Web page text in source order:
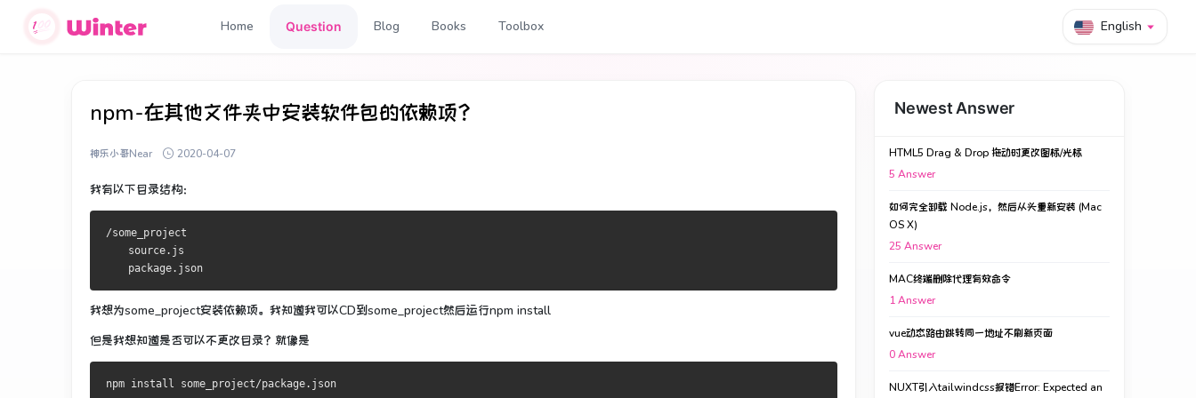
Home Question Blog Books Toolbox English
npm-在其他文件夹中安装软件包的依赖项？
神乐小哥Near 2020-04-07
我有以下目录结构：
/some_project
    source.js
    package.json
我想为some_project安装依赖项。 我知道我可以CD到some_project然后运行npm install
但是我想知道是否可以不更改目录？ 就像是
Newest Answer
HTML5 Drag & Drop 拖动时更改图标/光标
5 Answer
如何完全卸载 Node.js，然后从头重新安装 (Mac
OS X)
25 Answer
MAC终端删除代理有效命令
1Answer
vue动态路由跳转同一地址不刷新页面
0Answer
NUXT引入tailwindcss报错Error: Expected an